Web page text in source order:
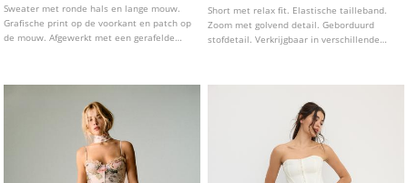
Sweater met ronde hals en lange mouw.
Grafische print op de voorkant en patch op
de mouw. Afgewerkt met een gerafelde
Short met relax fit. Elastische tailleband.
Zoom met golvend detail. Geborduurd
stofdetail. Verkrijgbaar in verschillende